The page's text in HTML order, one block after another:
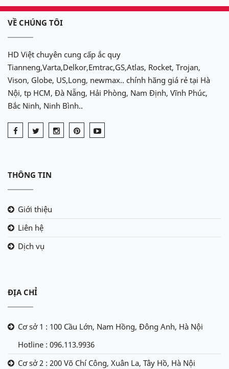
VỀ CHÚNG TÔI
HD Việt chuyên cung cấp ắc quy
Tianneng,Varta,Delkor,Emtrac,GS,Atlas, Rocket, Trojan,
Vison, Globe, US,Long, newmax.. chính hãng giá rẻ tại Hà
Nội, tp HCM, Đà Nẵng, Hải Phòng, Nam Định, Vĩnh Phúc,
Bắc Ninh, Ninh Bình..
THÔNG TIN
Giới thiệu
Liên hệ
Dịch vụ
ĐỊA CHỈ
Cơ sở 1 : 100 Cầu Lớn, Nam Hồng, Đông Anh, Hà Nội
Hotline : 096.113.9936
Cơ sở 2 : 200 Võ Chí Công, Xuân La, Tây Hồ, Hà Nội